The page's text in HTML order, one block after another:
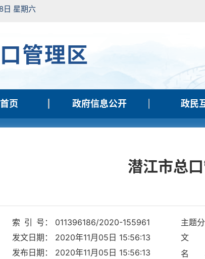
日 星期六
管理区
页 政府信息公开 政民
潜江市总
索 引 号： 011396186/2020-155961 主题
发文日期： 2020年11月05日 15:56:13
文
发布日期： 2020年11月05日 15:56:13
名 称